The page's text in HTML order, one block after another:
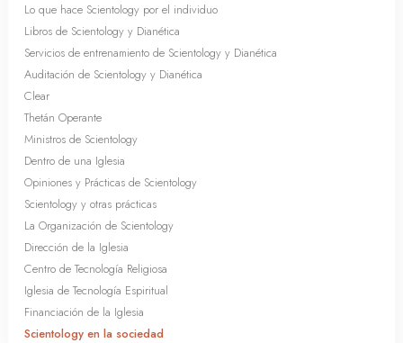
Lo que hace Scientology por el individuo
Libros de Scientology y Dianética
Servicios de entrenamiento de Scientology y Dianética
Auditación de Scientology y Dianética
Clear
Thetán Operante
Ministros de Scientology
Dentro de una Iglesia
Opiniones y Prácticas de Scientology
Scientology y otras prácticas
La Organización de Scientology
Dirección de la Iglesia
Centro de Tecnología Religiosa
Iglesia de Tecnología Espiritual
Financiación de la Iglesia
Scientology en la sociedad